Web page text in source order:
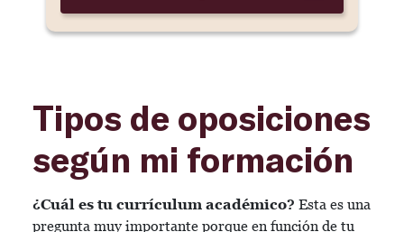
Tipos de oposiciones
según mi formación
¿Cuál es tu currículum académico? Esta es una
pregunta muy importante porque en función de tu